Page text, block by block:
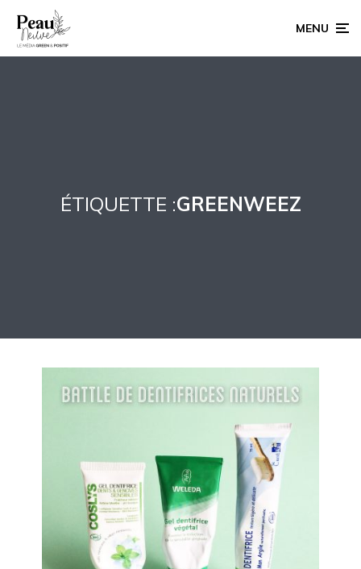
MENU
ÉTIQUETTE :GREENWEEZ